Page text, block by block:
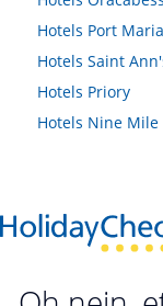
Hotels Port Maria
Hotels Saint
Hotels Priory
Hotels Nine Mile